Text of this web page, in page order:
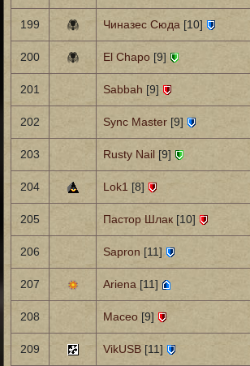
199 Чиназес Сюда [10]
200 El Chapo [9]
201 Sabbah [9]
202 Sync Master [9]
203 Rusty Nail [9]
204 Lok1 [8]
205 Пастор Шлак [10]
206 Sapron [11]
207 Ariena [11]
208 Maceo [9]
209 VikUSB [11]